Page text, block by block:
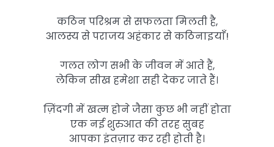
कठिन परिश्रम से सफलता मिलती है,
आलस्य से पराजय अहंकार से कठिनाइयाँ!
गलत लोग सभी के जीवन में आते हैं,
लेकिन सीख हमेशा सही देकर जाते हैं।
ज़िंदगी में खत्म होने जैसा कुछ भी नहीं होता
एक नई शुरुआत की तरह सुबह
आपका इंतज़ार कर रही होती है।